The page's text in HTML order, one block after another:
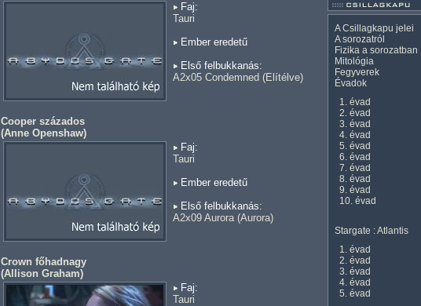
Faj:
Tauri
Ember eredetű
Első felbukkanás:
A2x05 Condemned (Elítélve)
Cooper százados
(Anne Openshaw)
Faj:
Tauri
Ember eredetű
Első felbukkanás:
A2x09 Aurora (Aurora)
Crown főhadnagy
(Allison Graham)
Faj:
Tauri
A Csillagkapu jelei
A sorozatról
Fizika a sorozatban
Mitológia
Fegyverek
Évadok
1. évad
2. évad
3. évad
4. évad
5. évad
6. évad
7. évad
8. évad
9. évad
10. évad
Stargate : Atlantis
1. évad
2. évad
3. évad
4. évad
5. évad